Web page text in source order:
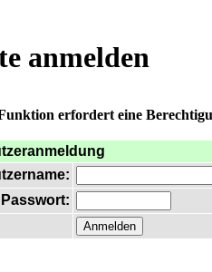
anmelden
erfordert eine
Passwort: